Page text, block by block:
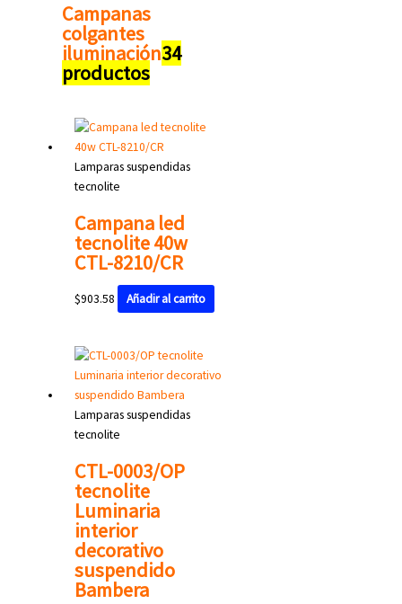
Campanas
colgantes
iluminación34
productos
Lamparas suspendidas
tecnolite
Campana led
tecnolite 40w
CTL-8210/CR
$903.58 Añadir al carrito
Lamparas suspendidas
tecnolite
CTL-0003/OP
tecnolite
Luminaria
interior
decorativo
suspendido
Bambera